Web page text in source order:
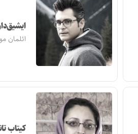
ائلمان
کیتاب